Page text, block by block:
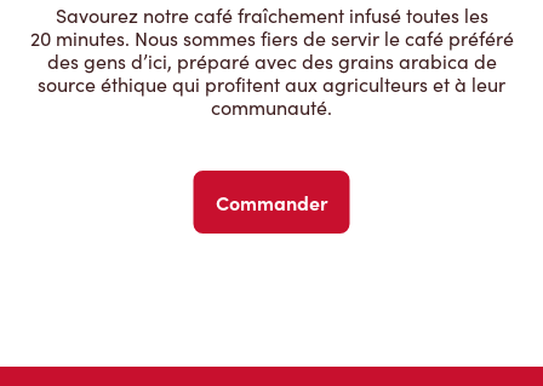
Savourez notre café fraîchement infusé toutes les
20 minutes. Nous sommes fiers de servir le café préféré
des gens d’ici, préparé avec des grains arabica de
source éthique qui profitent aux agriculteurs et à leur
communauté.
Commander